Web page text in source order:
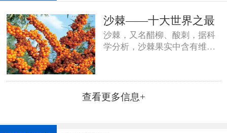
沙棘——十大世界之最
沙棘，又名醋柳、酸刺，据科
学分析，沙棘果实中含有维生
醇、微量元素等400多种生物活
性成分，被称为“生物活性物质
查看更多信息+